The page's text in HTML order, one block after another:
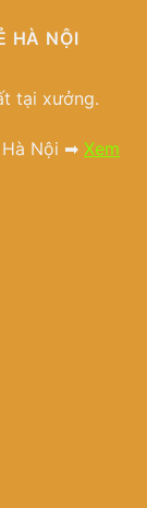
HÀ NỘI
tại xưởng.
Hà Nội ➡ Xem